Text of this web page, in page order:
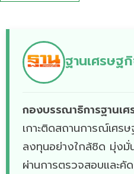
ฐานเศรษฐ
กองบรรณาธิการฐานเศ
เกาะติดสถานการณ์เศร
ลงทุนอย่างใกล้ชิด มุ่งมั่
ผ่านการตรวจสอบและ